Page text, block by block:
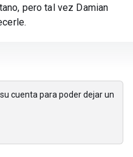
pero tal vez Damian
cuenta para poder dejar un